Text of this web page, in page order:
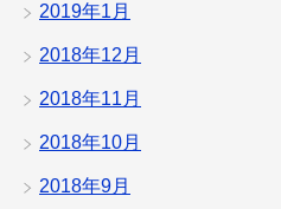
2019年1月
2018年12月
2018年11月
2018年10月
2018年9月